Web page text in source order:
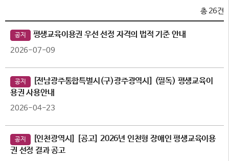
총26건
공지 평생교육이용권 우선 선정 자격의 법적 기준 안내
2026-07-09
공지
[전남광주통합특별시(구)광주광역시] (필독) 평생교육이
용권 사용안내
2026-04-23
공지
[인천광역시] [공고] 2026년 인천형 장애인 평생교육이용
권 선정 결과 공고